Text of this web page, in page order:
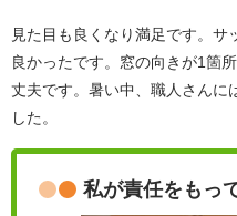
見た目も良くなり満足です。
良かったです。窓の向きが1箇
丈夫です。暑い中、職人さんに
した。
私が責任をもっ